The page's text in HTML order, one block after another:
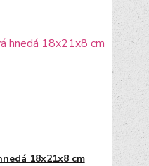
18x21x8 cm